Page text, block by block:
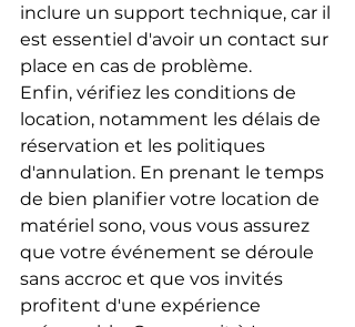
inclure un support technique, car il
est essentiel d'avoir un contact sur
place en cas de problème.
Enfin, vérifiez les conditions de
location, notamment les délais de
réservation et les politiques
d'annulation. En prenant le temps
de bien planifier votre location de
matériel sono, vous vous assurez
que votre événement se déroule
sans accroc et que vos invités
profitent d'une expérience